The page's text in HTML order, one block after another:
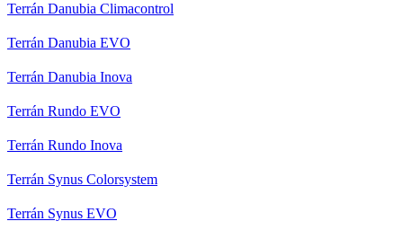
Terrán Danubia Climacontrol
Terrán Danubia EVO
Terrán Danubia Inova
Terrán Rundo EVO
Terrán Rundo Inova
Terrán Synus Colorsystem
Terrán Synus EVO